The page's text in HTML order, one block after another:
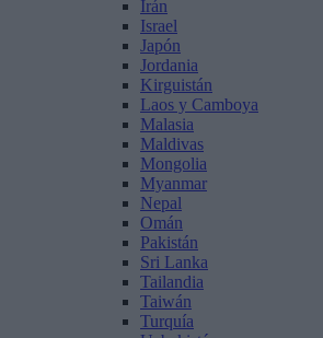
Irán
Israel
Japón
Jordania
Kirguistán
Laos y Camboya
Malasia
Maldivas
Mongolia
Myanmar
Nepal
Omán
Pakistán
Sri Lanka
Tailandia
Taiwán
Turquía